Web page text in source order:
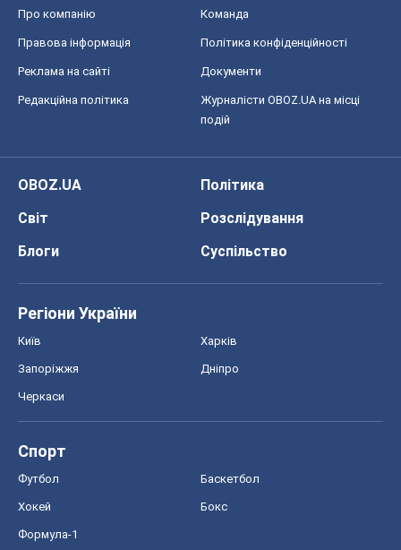
Про компанію Команда
Правова інформація Політика конфіденційності
Реклама на сайті Документи
Редакційна політика
Журналісти OBOZ.UA на місці
подій
OBOZ.UA
Політика
Світ
Розслідування
Блоги
Суспільство
Регіони України
Київ Харків
Запоріжжя Дніпро
Черкаси
Спорт
Футбол Баскетбол
Хокей Бокс
Формула-1